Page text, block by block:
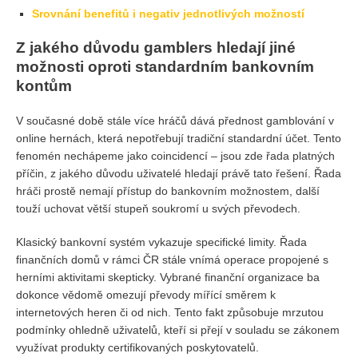
Srovnání benefitů i negativ jednotlivých možností
Z jakého důvodu gamblers hledají jiné
možnosti oproti standardním bankovním
kontům
V současné době stále více hráčů dává přednost gamblování v
online hernách, která nepotřebují tradiční standardní účet. Tento
fenomén nechápeme jako coincidencí – jsou zde řada platných
příčin, z jakého důvodu uživatelé hledají právě tato řešení. Řada
hráči prostě nemají přístup do bankovním možnostem, další
touží uchovat větší stupeň soukromí u svých převodech.
Klasický bankovní systém vykazuje specifické limity. Řada
finančních domů v rámci ČR stále vnímá operace propojené s
herními aktivitami skepticky. Vybrané finanční organizace ba
dokonce vědomě omezují převody mířící směrem k
internetových heren či od nich. Tento fakt způsobuje mrzutou
podmínky ohledně uživatelů, kteří si přejí v souladu se zákonem
využívat produkty certifikovaných poskytovatelů.